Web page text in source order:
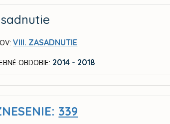
VIII. ZASADNUTIE
OBDOBIE: 2014 - 2018
339